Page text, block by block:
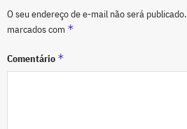
O seu endereço de e-mail não será publicado.
marcados com *
Comentário *